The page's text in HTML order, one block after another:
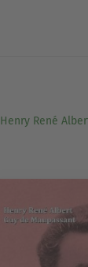
Henry René